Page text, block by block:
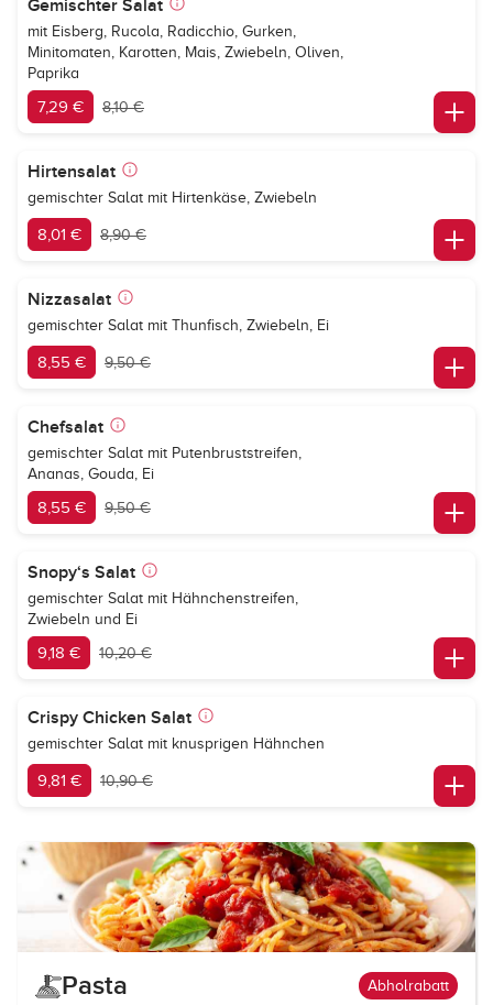
Gemischter Salat
mit Eisberg, Rucola, Radicchio, Gurken,
Minitomaten, Karotten, Mais, Zwiebeln, Oliven,
Paprika
7,29 € 8,10 €
Hirtensalat
gemischter Salat mit Hirtenkäse, Zwiebeln
8,01 € 8,90 €
Nizzasalat
gemischter Salat mit Thunfisch, Zwiebeln, Ei
8,55 € 9,50 €
Chefsalat
gemischter Salat mit Putenbruststreifen,
Ananas, Gouda, Ei
8,55 € 9,50 €
Snopy‘s Salat
gemischter Salat mit Hähnchenstreifen,
Zwiebeln und Ei
9,18 € 10,20 €
Crispy Chicken Salat
gemischter Salat mit knusprigen Hähnchen
9,81 € 10,90 €
Pasta Abholrabatt